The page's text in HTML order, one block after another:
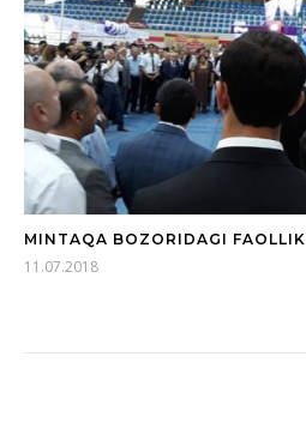
MINTAQA BOZORIDAGI FAOLLIK
11.07.2018